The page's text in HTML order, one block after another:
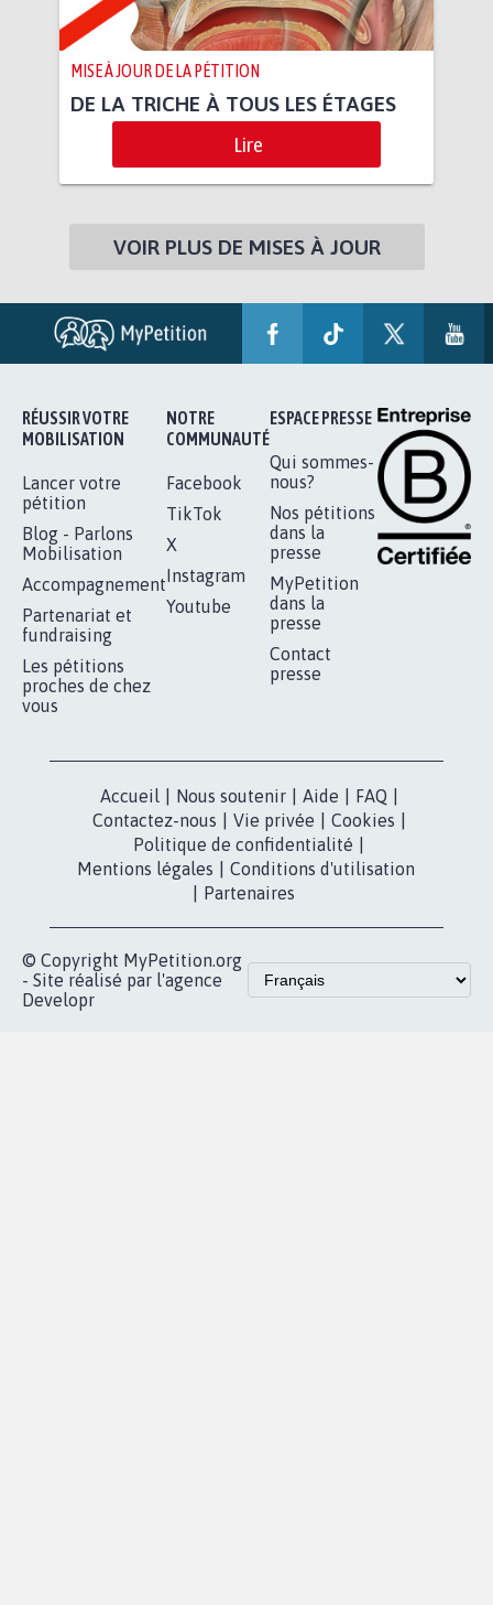
MISE À JOUR DE LA PÉTITION
DE LA TRICHE À TOUS LES ÉTAGES
Lire
VOIR PLUS DE MISES À JOUR
RÉUSSIR VOTRE
MOBILISATION
Lancer votre
pétition
Blog - Parlons
Mobilisation
Accompagnement
Partenariat et
fundraising
Les pétitions
proches de chez
vous
NOTRE
COMMUNAUTÉ
Facebook
TikTok
X
Instagram
Youtube
ESPACE PRESSE
Qui sommes-
nous?
Nos pétitions
dans la
presse
MyPetition
dans la
presse
Contact
presse
Accueil Nous soutenir Aide FAQ
Contactez-nous
Vie privée Cookies
Politique de confidentialité
Mentions légales
Conditions d'utilisation
Partenaires
© Copyright MyPetition.org
- Site réalisé par l'agence
Developr